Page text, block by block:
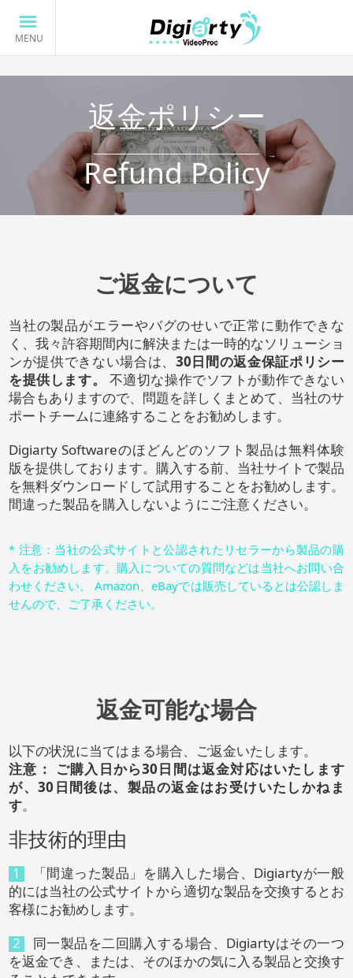
返金ポリシー
Refund Policy
ご返金について
当社の製品がエラーやバグのせいで正常に動作できな
く、我々許容期間内に解決または一時的なソリューショ
ンが提供できない場合は、 30日間の返金保証ポリシー
を提供します。
不適切な操作でソフトが動作できない
場合もありますので、問題を詳しくまとめて、当社のサ
ポートチームに連絡することをお勧めします。
Digiarty Softwareのほどんどのソフト製品は無料体験
版を提供しております。購入する前、当社サイトで製品
を無料ダウンロードして試用することをお勧めします。
間違った製品を購入しないようにご注意ください。
* 注意：当社の公式サイトと公認されたリセラーから製品の購
入をお勧めします。購入についての質問などは当社へお問い合
わせください。 Amazon、eBayでは販売しているとは公認しま
せんので、ご了承ください。
返金可能な場合
以下の状況に当てはまる場合、ご返金いたします。
注意： ご購入日から30日間は返金対応はいたします
が、30日間後は、製品の返金はお受けいたしかねま
す。
非技術的理由
1
「間違った製品」を購入した場合、Digiartyが一般
的には当社の公式サイトから適切な製品を交換するとお
客様にお勧めします。
2
同一製品を二回購入する場合、Digiartyはその一つ
を返金でき、または、そのほかの気に入る製品と交換す